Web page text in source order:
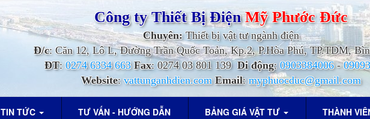
Công ty Thiết Bị ĐiệnMỹ PhướcĐức
Chuyên:Thiết bị vật tư ngành điện
Đ/c: Căn 12, Lô L, Đường Trần Quốc Toản, Kp.2, P.Hòa Phú, TP.TDM,
ĐT:0274 6334 663 Fax: 0274 03 801 139 Di động:0903384006-
Website:vattunganhdien.com Email:myphuocduc@gmail.com
TIN TỨC TƯ VẤN - HƯỚNG DẪN BẢNG GIÁ VẬT TƯ THÀNH